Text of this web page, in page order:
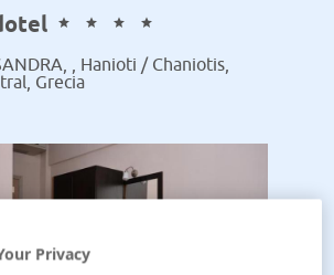
, Hanioti / Chaniotis,
Grecia
Privacy